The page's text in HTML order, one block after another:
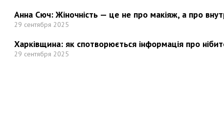
Анна Сюч: Жіночність — це не про макіяж, а про
29 сентября 2025
Харківщина: як спотворюється інформація про
29 сентября 2025